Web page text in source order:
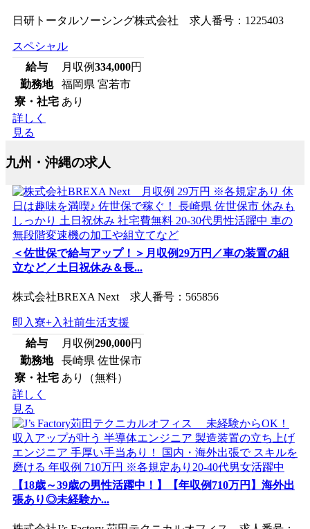
日研トータルソーシング株式会社 求人番号：1225403
スペシャル
給与
月収例334,000円
勤務地
福岡県 宮若市
寮・社宅 あり
詳しく
見る
九州・沖縄の求人
＜佐世保で給与アップ！＞月収例29万円／車の装置の組
立など／土日祝休み＆長...
株式会社BREXA Next 求人番号：565856
即入寮+入社前生活支援
給与
月収例290,000円
勤務地
長崎県 佐世保市
寮・社宅 あり（無料）
詳しく
見る
【18歳～39歳の男性活躍中！】【年収例710万円】海外出
張あり◎未経験か...